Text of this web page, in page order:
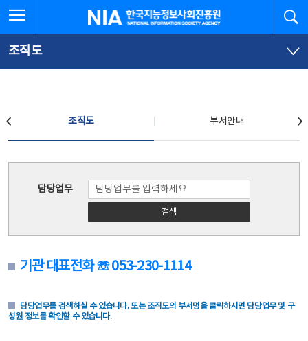
문
로
가
체
뉴
바
가
한국지능정보사회진흥원
조직도
조직도 부서안내
담당업무
검색
기관 대표전화 ☏ 053-230-1114
담당업무를 검색하실 수 있습니다. 또는 조직도의 부서명을 클릭하시면 담당업무 및 구
성원 정보를 확인할 수 있습니다.